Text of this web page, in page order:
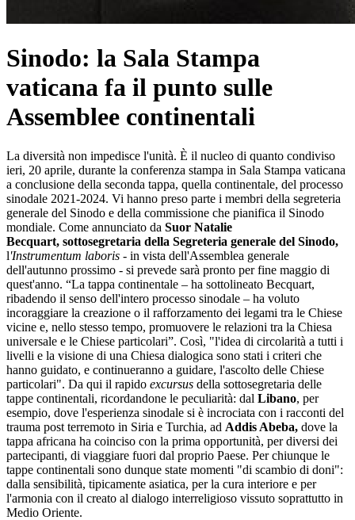
Sinodo: la Sala Stampa
vaticana fa il punto sulle
Assemblee continentali
La diversità non impedisce l'unità. È il nucleo di quanto condiviso
ieri, 20 aprile, durante la conferenza stampa in Sala Stampa vaticana
a conclusione della seconda tappa, quella continentale, del processo
sinodale 2021-2024. Vi hanno preso parte i membri della segreteria
generale del Sinodo e della commissione che pianifica il Sinodo
mondiale. Come annunciato da Suor Natalie
Becquart, sottosegretaria della Segreteria generale del Sinodo,
l'Instrumentum laboris - in vista dell'Assemblea generale
dell'autunno prossimo - si prevede sarà pronto per fine maggio di
quest'anno. “La tappa continentale – ha sottolineato Becquart,
ribadendo il senso dell'intero processo sinodale – ha voluto
incoraggiare la creazione o il rafforzamento dei legami tra le Chiese
vicine e, nello stesso tempo, promuovere le relazioni tra la Chiesa
universale e le Chiese particolari”. Così, "l'idea di circolarità a tutti i
livelli e la visione di una Chiesa dialogica sono stati i criteri che
hanno guidato, e continueranno a guidare, l'ascolto delle Chiese
particolari". Da qui il rapido excursus della sottosegretaria delle
tappe continentali, ricordandone le peculiarità: dal Libano, per
esempio, dove l'esperienza sinodale si è incrociata con i racconti del
trauma post terremoto in Siria e Turchia, ad Addis Abeba, dove la
tappa africana ha coinciso con la prima opportunità, per diversi dei
partecipanti, di viaggiare fuori dal proprio Paese. Per chiunque le
tappe continentali sono dunque state momenti "di scambio di doni":
dalla sensibilità, tipicamente asiatica, per la cura interiore e per
l'armonia con il creato al dialogo interreligioso vissuto soprattutto in
Medio Oriente.